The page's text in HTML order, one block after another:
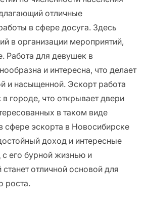
отличные
в сфере досуга. Здесь
в организации мероприятий,
Работа для девушек в
и интересна, что делает
и насыщенной. Эскорт работа
городе, что открывает двери
в таком виде
сфере эскорта в Новосибирске
доход и интересные
с его бурной жизнью и
отличной основой для
роста.